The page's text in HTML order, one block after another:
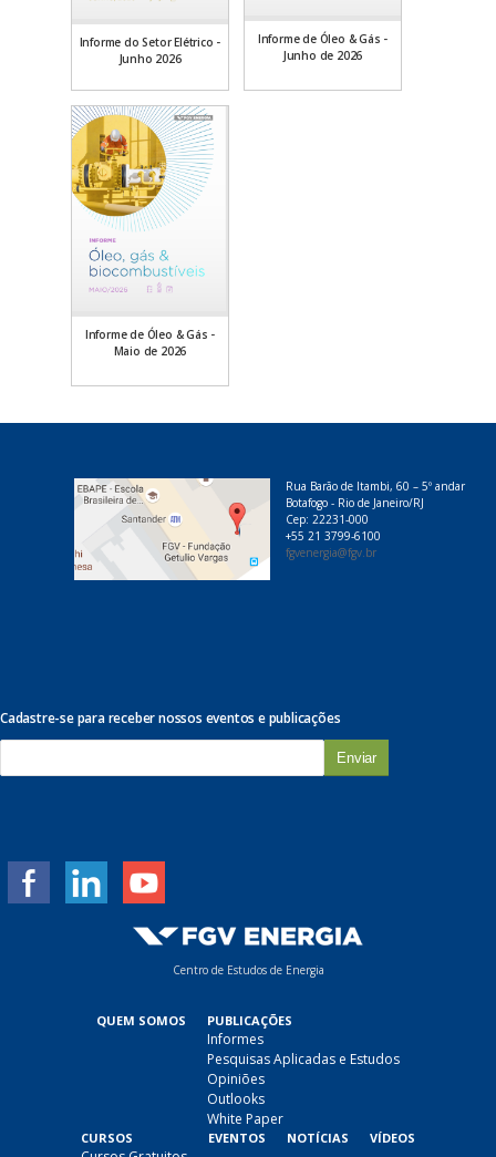
Informe do Setor Elétrico -
Junho 2026
Informe de Óleo & Gás -
Junho de 2026
Informe de Óleo & Gás -
Maio de 2026
Rua Barão de Itambi, 60 – 5º andar
Botafogo - Rio de Janeiro/RJ
Cep: 22231-000
+55 21 3799-6100
fgvenergia@fgv.br
Cadastre-se para receber nossos eventos e publicações
m
Centro de Estudos de Energia
QUEM SOMOS PUBLICAÇÕES
Informes
Pesquisas Aplicadas e Estudos
Opiniões
Outlooks
White Paper
CURSOS EVENTOS NOTÍCIAS VÍDEOS